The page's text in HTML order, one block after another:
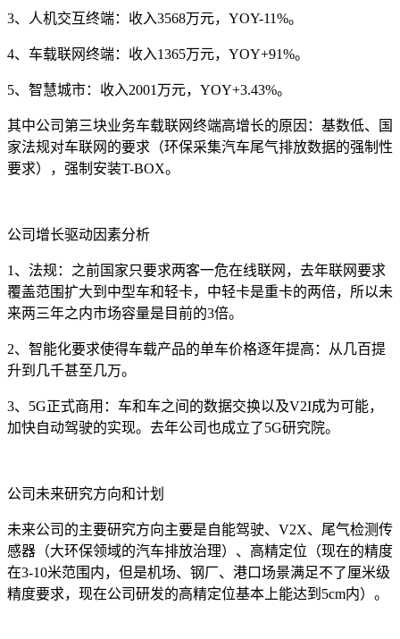
3、人机交互终端：收入3568万元，YOY-11%。
4、车载联网终端：收入1365万元，YOY+91%。
5、智慧城市：收入2001万元，YOY+3.43%。
其中公司第三块业务车载联网终端高增长的原因：基数低、国
家法规对车联网的要求（环保采集汽车尾气排放数据的强制性
要求），强制安装T-BOX。
公司增长驱动因素分析
1、法规：之前国家只要求两客一危在线联网，去年联网要求
覆盖范围扩大到中型车和轻卡，中轻卡是重卡的两倍，所以未
来两三年之内市场容量是目前的3倍。
2、智能化要求使得车载产品的单车价格逐年提高：从几百提
升到几千甚至几万。
3、5G正式商用：车和车之间的数据交换以及V2I成为可能，
加快自动驾驶的实现。去年公司也成立了5G研究院。
公司未来研究方向和计划
未来公司的主要研究方向主要是自能驾驶、V2X、尾气检测传
感器（大环保领域的汽车排放治理）、高精定位（现在的精度
在3-10米范围内，但是机场、钢厂、港口场景满足不了厘米级
精度要求，现在公司研发的高精定位基本上能达到5cm内）。